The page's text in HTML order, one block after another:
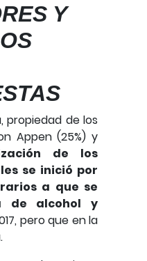
Y
propiedad de los
Appen (25%) y
de los
se inició por
a que se
de alcohol y
pero que en la